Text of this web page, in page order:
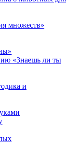
множеств»
«Знаешь ли ты
и